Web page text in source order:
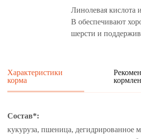
Линолевая
В обеспечивают
шерсти и
Характеристики
корма
Состав*:
кукуруза, пшеница, дегидрированное